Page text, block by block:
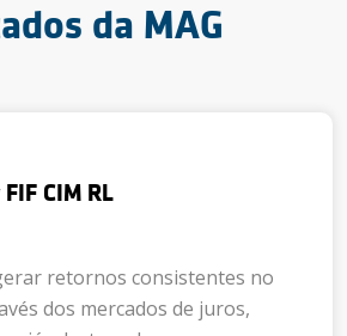
da MAG
CIM RL
retornos consistentes no
dos mercados de juros,